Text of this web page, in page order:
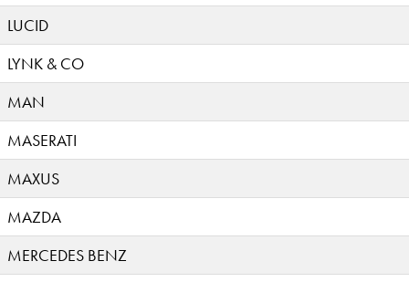
LUCID
LYNK & CO
MAN
MASERATI
MAXUS
MAZDA
MERCEDES BENZ